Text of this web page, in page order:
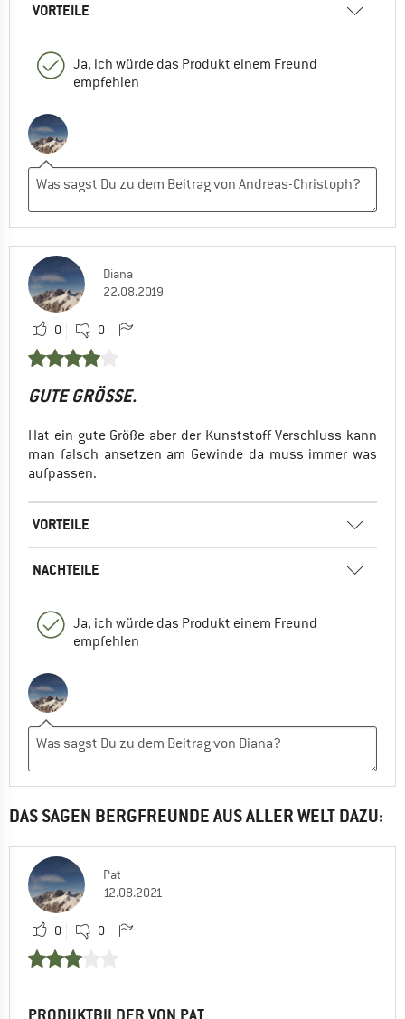
VORTEILE
Ja, ich würde das Produkt einem Freund
empfehlen
Diana
22.08.2019
0 0
GUTE GRÖSSE.
Hat ein gute Größe aber der Kunststoff Verschluss kann
man falsch ansetzen am Gewinde da muss immer was
aufpassen.
VORTEILE
NACHTEILE
Ja, ich würde das Produkt einem Freund
empfehlen
DAS SAGEN BERGFREUNDE AUS ALLER WELT DAZU:
Pat
12.08.2021
0 0